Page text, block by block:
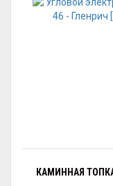
КАМИННАЯ ТОПКА